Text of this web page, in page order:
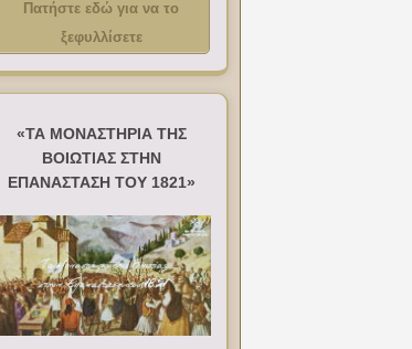
Πατήστε εδώ για να το
ξεφυλλίσετε
«ΤΑ ΜΟΝΑΣΤΗΡΙΑ ΤΗΣ
ΒΟΙΩΤΙΑΣ ΣΤΗΝ
ΕΠΑΝΑΣΤΑΣΗ ΤΟΥ 1821»